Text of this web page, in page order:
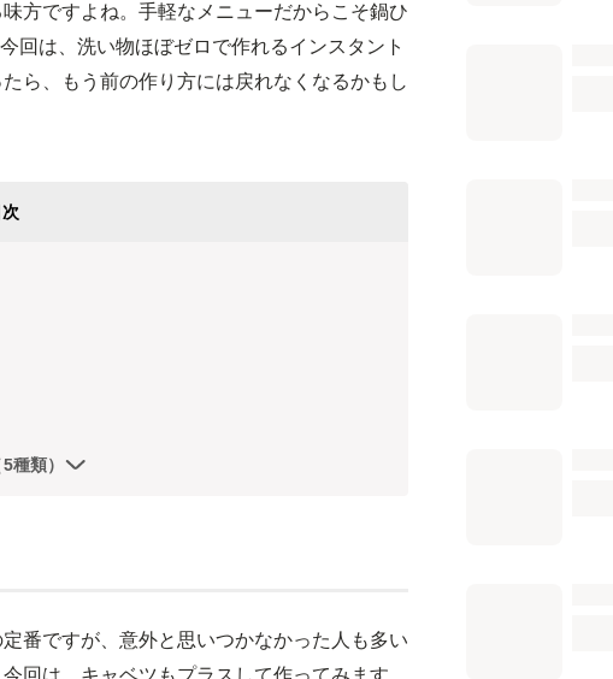
方ですよね。手軽なメニューだからこそ鍋ひ
回は、洗い物ほぼゼロで作れるインスタント
ら、もう前の作り方には戻れなくなるかもし
種類）
番ですが、意外と思いつかなかった人も多い
回は、キャベツもプラスして作ってみます